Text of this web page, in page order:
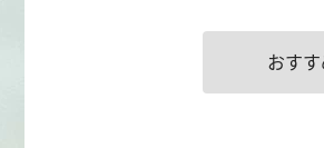
おす